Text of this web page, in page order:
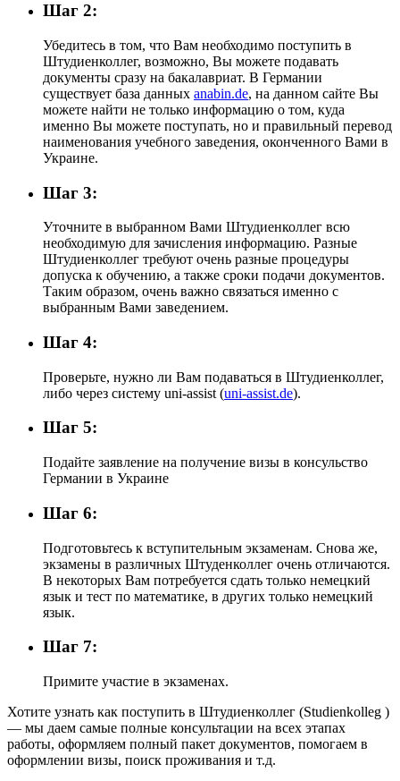
Шаг 2:
Убедитесь в том, что Вам необходимо поступить в
Штудиенколлег, возможно, Вы можете подавать
документы сразу на бакалавриат. В Германии
существует база данных anabin.de, на данном сайте Вы
можете найти не только информацию о том, куда
именно Вы можете поступать, но и правильный перевод
наименования учебного заведения, оконченного Вами в
Украине.
Шаг 3:
Уточните в выбранном Вами Штудиенколлег всю
необходимую для зачисления информацию. Разные
Штудиенколлег требуют очень разные процедуры
допуска к обучению, а также сроки подачи документов.
Таким образом, очень важно связаться именно с
выбранным Вами заведением.
Шаг 4:
Проверьте, нужно ли Вам подаваться в Штудиенколлег,
либо через систему uni-assist (uni-assist.de).
Шаг 5:
Подайте заявление на получение визы в консульство
Германии в Украине
Шаг 6:
Подготовьтесь к вступительным экзаменам. Снова же,
экзамены в различных Штуденколлег очень отличаются.
В некоторых Вам потребуется сдать только немецкий
язык и тест по математике, в других только немецкий
язык.
Шаг 7:
Примите участие в экзаменах.
Хотите узнать как поступить в Штудиенколлег (Studienkolleg )
— мы даем самые полные консультации на всех этапах
работы, оформляем полный пакет документов, помогаем в
оформлении визы, поиск проживания и т.д.